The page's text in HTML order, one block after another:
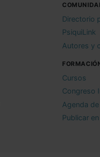
Directorio
PsiquiLink
Autores y
Cursos
Congreso
Agenda
Publicar